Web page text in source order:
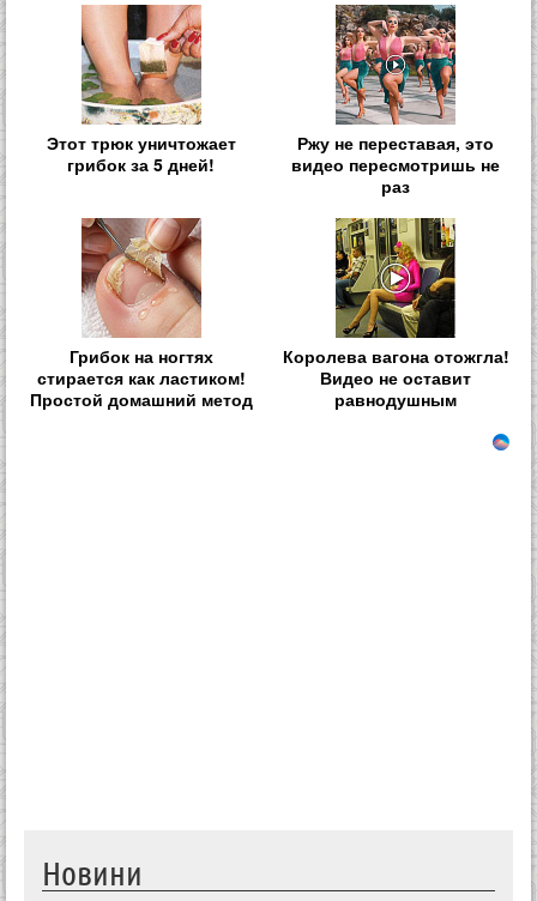
Этот трюк уничтожает
грибок за 5 дней!
Ржу не переставая, это
видео пересмотришь не
раз
Грибок на ногтях
стирается как ластиком!
Простой домашний метод
Королева вагона отожгла!
Видео не оставит
равнодушным
Новини